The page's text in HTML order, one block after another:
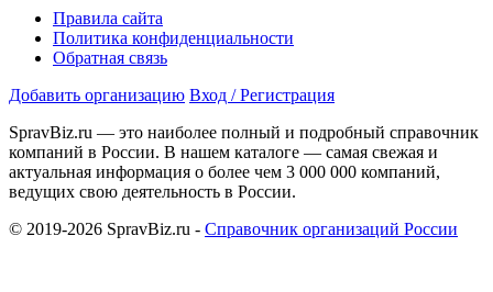
Правила сайта
Политика конфиденциальности
Обратная связь
Добавить организацию Вход / Регистрация
SpravBiz.ru — это наиболее полный и подробный справочник
компаний в России. В нашем каталоге — самая свежая и
актуальная информация о более чем 3 000 000 компаний,
ведущих свою деятельность в России.
© 2019-2026 SpravBiz.ru - Справочник организаций России